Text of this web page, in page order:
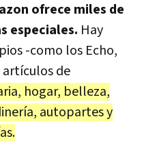
ofrece miles de
especiales. Hay
-como los Echo,
artículos de
hogar, belleza,
autopartes y